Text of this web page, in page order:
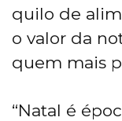
quilo de
o valor da
quem mais
“Natal é